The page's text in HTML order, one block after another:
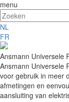
menu
NL
FR
Ansmann Universele
Ansmann Universele
voor gebruik in meer
afmetingen en
aansluiting van